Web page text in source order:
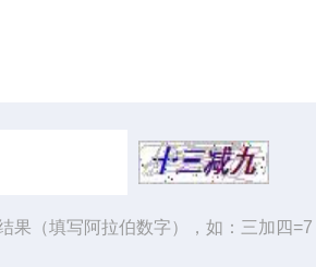
果（填写阿拉伯数字），如：三加四=7